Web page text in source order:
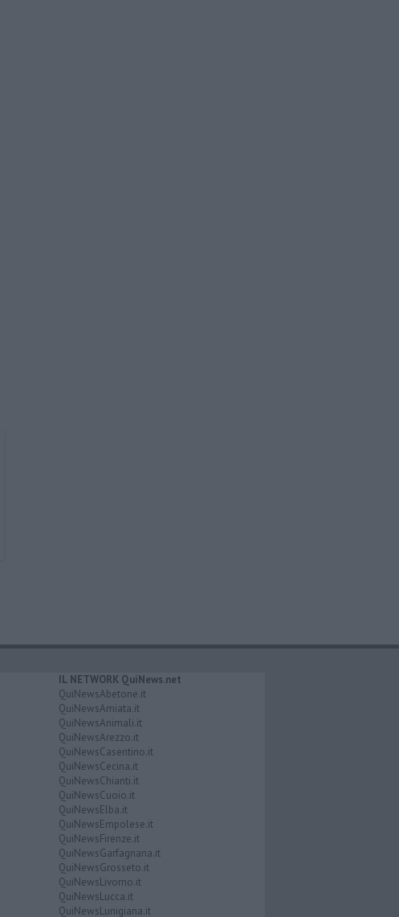
IL NETWORK QuiNews.net
QuiNewsAbetone.it
QuiNewsAmiata.it
QuiNewsAnimali.it
QuiNewsArezzo.it
QuiNewsCasentino.it
QuiNewsCecina.it
QuiNewsChianti.it
QuiNewsCuoio.it
QuiNewsElba.it
QuiNewsEmpolese.it
QuiNewsFirenze.it
QuiNewsGarfagnana.it
QuiNewsGrosseto.it
QuiNewsLivorno.it
QuiNewsLucca.it
QuiNewsLunigiana.it